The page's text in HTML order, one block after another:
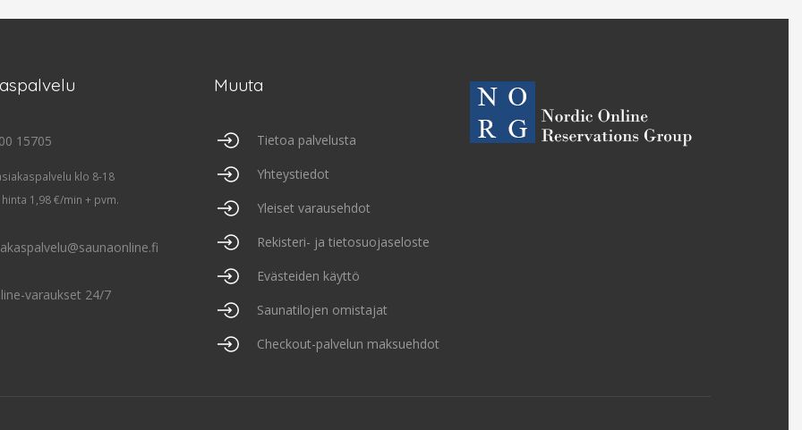
15705
klo 8-18
hinta 1,98 €/min + pvm.
varaukset 24/7
Muuta
Tietoa palvelusta
Yhteystiedot
Yleiset varausehdot
Rekisteri- ja tietosuojaseloste
Evästeiden käyttö
Saunatilojen omistajat
Checkout-palvelun maksuehdot